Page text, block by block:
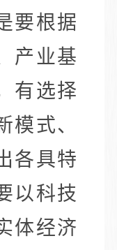
要根据
产业基
有选择
模式、
各具特
以科技
体经济